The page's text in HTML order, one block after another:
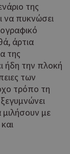
της
να πυκνώσει
άρτια
της
ήδη την πλοκή
των
τρόπο τη
μιλήσουν με